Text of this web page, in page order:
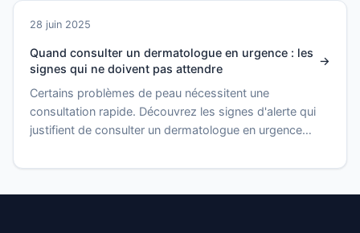
28 juin 2025
Quand consulter un dermatologue en urgence : les
signes qui ne doivent pas attendre
Certains problèmes de peau nécessitent une
consultation rapide. Découvrez les signes d'alerte qui
justifient de consulter un dermatologue en urgence